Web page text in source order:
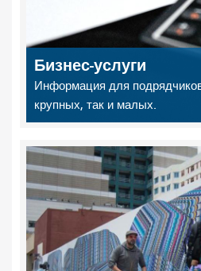
Бизнес-услуги
Информация для
крупных, так и малых.